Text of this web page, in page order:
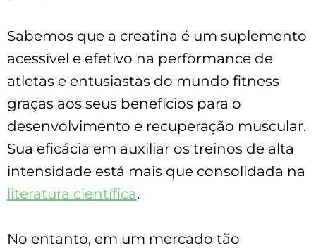
Sabemos que a creatina é um suplemento
acessível e efetivo na performance de
atletas e entusiastas do mundo fitness
graças aos seus benefícios para o
desenvolvimento e recuperação muscular.
Sua eficácia em auxiliar os treinos de alta
intensidade está mais que consolidada na
literatura científica.
No entanto, em um mercado tão